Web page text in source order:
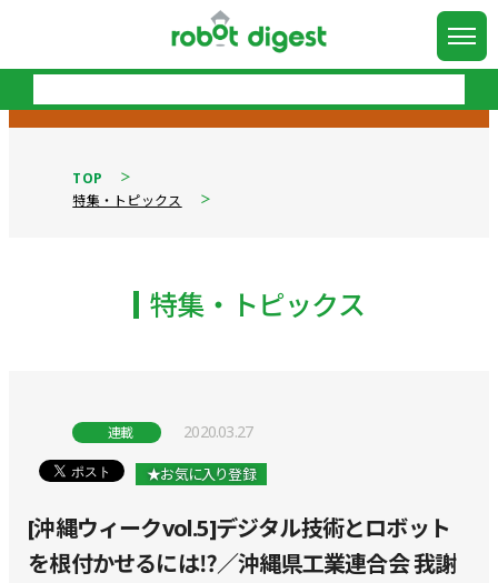
TOP
特集・トピックス
特集・トピックス
連載 2020.03.27
★お気に入り登録
[沖縄ウィークvol.5]デジタル技術とロボット
を根付かせるには⁉／沖縄県工業連合会 我謝